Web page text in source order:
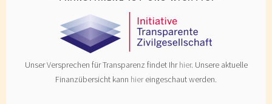
Unser Versprechen für Transparenz findet Ihrhier. Unsere aktuelle
Finanzübersicht kann hiereingeschaut werden.